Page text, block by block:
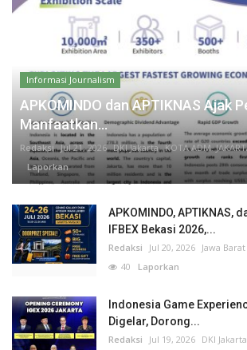
Informasi Journalism
APKOMINDO dan APTIKNAS Ajak
Manfaatkan...
Redaksi Jul 21, 2026 DKI Jakarta KOTA ADM.
Laporkan
APKOMINDO, APTIKNAS,
IFBEX Bekasi 2026,...
Redaksi Jul 20, 2026 Jawa Barat
40 Laporkan
Indonesia Game
Digelar, Dorong...
Redaksi Jul 19, 2026 DKI Jakarta